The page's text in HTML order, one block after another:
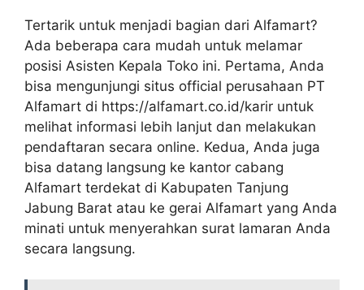
Tertarik untuk menjadi bagian dari Alfamart?
Ada beberapa cara mudah untuk melamar
posisi Asisten Kepala Toko ini. Pertama, Anda
bisa mengunjungi situs official perusahaan PT
Alfamart di https://alfamart.co.id/karir untuk
melihat informasi lebih lanjut dan melakukan
pendaftaran secara online. Kedua, Anda juga
bisa datang langsung ke kantor cabang
Alfamart terdekat di Kabupaten Tanjung
Jabung Barat atau ke gerai Alfamart yang Anda
minati untuk menyerahkan surat lamaran Anda
secara langsung.